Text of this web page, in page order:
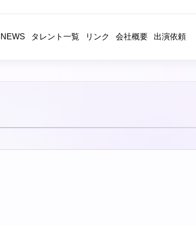
NEWS タレント一覧 リンク 会社概要 出演依頼